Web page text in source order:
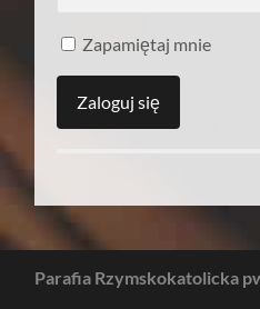
Zapamiętaj mnie
Parafia Rzymskokatolicka